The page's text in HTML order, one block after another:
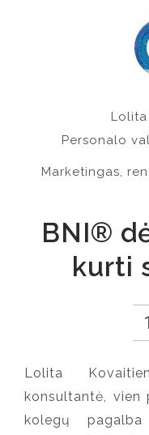
Personalo
Marketingas,
BNI®
kurti
Lolita
konsultantė, vien
kolegų